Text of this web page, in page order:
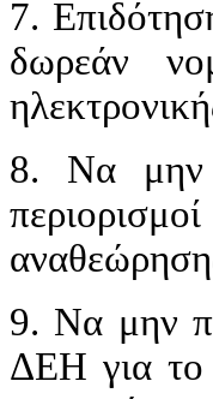
7.
δωρεάν
8. Να μην
9. Να μην
ΔΕΗ για το